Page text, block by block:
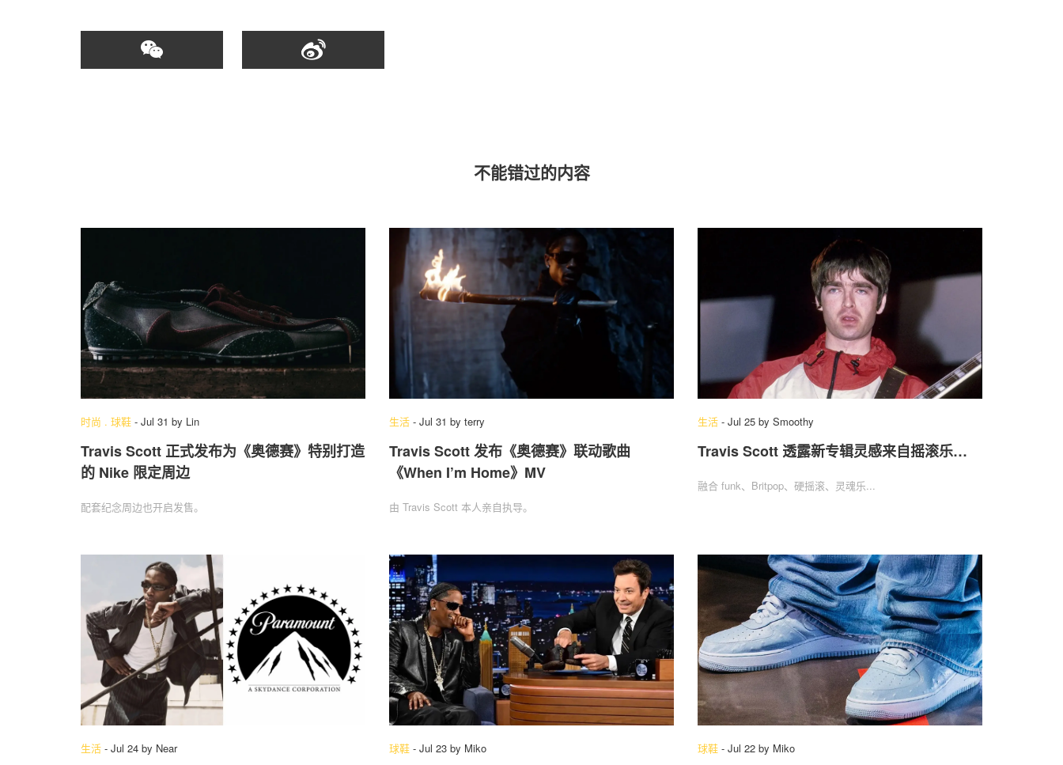
不能错过的内容
时尚 . 球鞋 - Jul 31 by Lin
Travis Scott 正式发布为《奥德赛》特别打造
的 Nike 限定周边
配套纪念周边也开启发售。
生活 - Jul 31 by terry
Travis Scott 发布《奥德赛》联动歌曲
《When I’m Home》MV
由 Travis Scott 本人亲自执导。
生活 - Jul 25 by Smoothy
Travis Scott 透露新专辑灵感来自摇滚乐…
融合 funk、Britpop、硬摇滚、灵魂乐...
生活 - Jul 24 by Near 球鞋 - Jul 23 by Miko 球鞋 - Jul 22 by Miko